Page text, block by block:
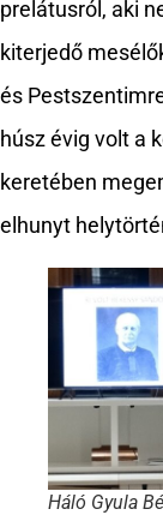
prelátusról, aki
kiterjedő
és
húsz évig volt a
keretében
elhunyt
Háló Gyula